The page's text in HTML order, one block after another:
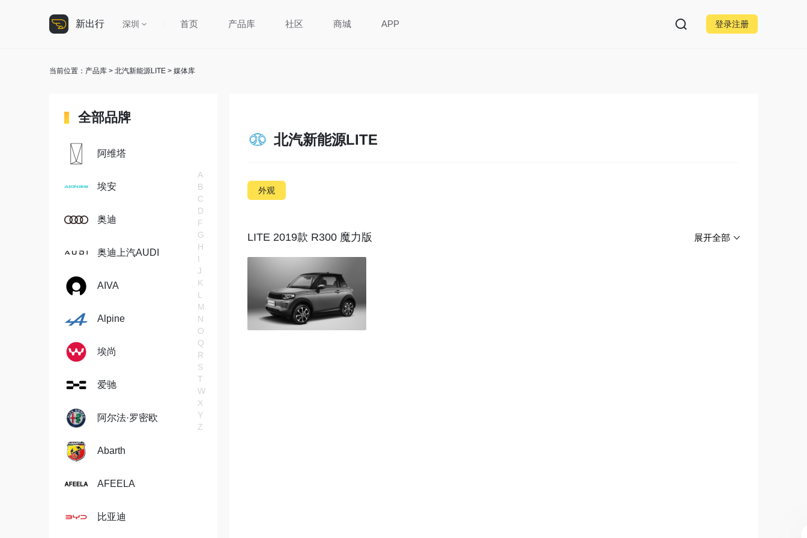
新出行 深圳 首页 产品库 社区 商城 APP 登录注册
当前位置： 产品库 > 北汽新能源LITE > 媒体库
全部品牌
A
B
C
D
F
G
H
I
J
K
L
M
N
O
Q
R
S
T
W
X
Y
Z
阿维塔
埃安
奥迪
奥迪上汽AUDI
AIVA
Alpine
埃尚
爱驰
阿尔法·罗密欧
Abarth
AFEELA
比亚迪
北汽新能源LITE
外观
LITE 2019款 R300 魔力版 展开全部